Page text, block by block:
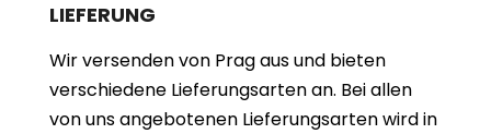
LIEFERUNG
Wir versenden von Prag aus und bieten
verschiedene Lieferungsarten an. Bei allen
von uns angebotenen Lieferungsarten wird in